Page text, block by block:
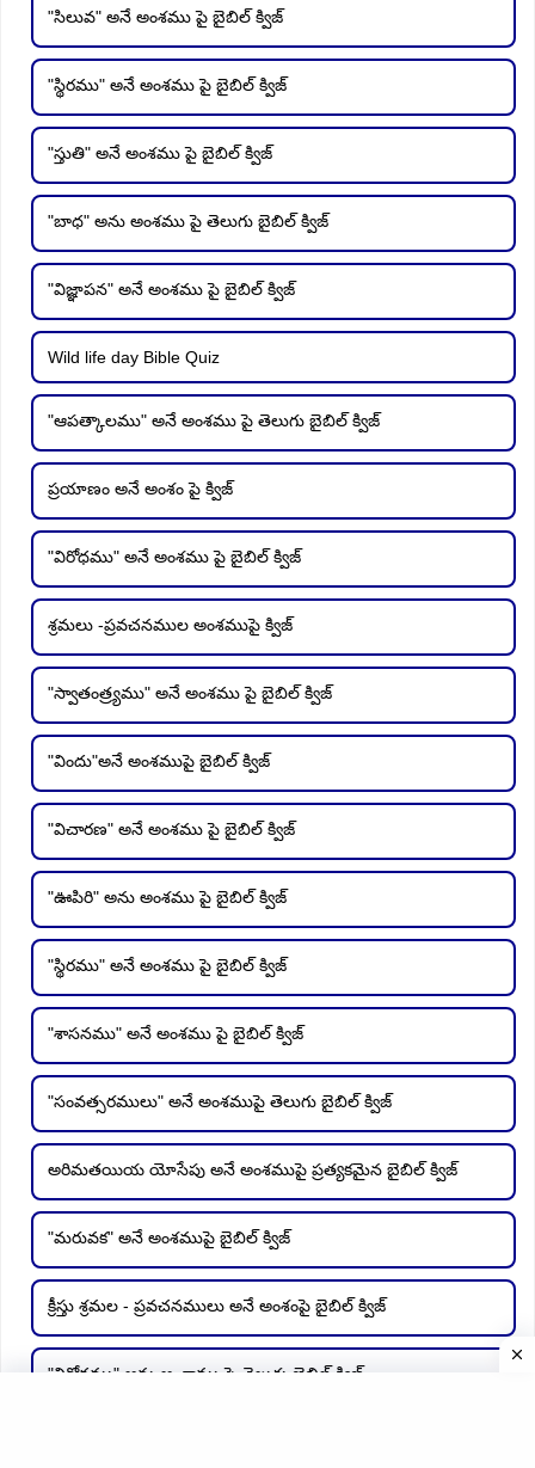
"సిలువ" అనే అంశము పై బైబిల్ క్విజ్
"స్థిరము" అనే అంశము పై బైబిల్ క్విజ్
"స్తుతి" అనే అంశము పై బైబిల్ క్విజ్
"బాధ" అను అంశము పై తెలుగు బైబిల్ క్విజ్
"విజ్ఞాపన" అనే అంశము పై బైబిల్ క్విజ్
Wild life day Bible Quiz
"ఆపత్కాలము" అనే అంశము పై తెలుగు బైబిల్ క్విజ్
ప్రయాణం అనే అంశం పై క్విజ్
"విరోధము" అనే అంశము పై బైబిల్ క్విజ్
శ్రమలు -ప్రవచనముల అంశముపై క్విజ్
"స్వాతంత్ర్యము" అనే అంశము పై బైబిల్ క్విజ్
"విందు"అనే అంశముపై బైబిల్ క్విజ్
"విచారణ" అనే అంశము పై బైబిల్ క్విజ్
"ఊపిరి" అను అంశము పై బైబిల్ క్విజ్
"స్థిరము" అనే అంశము పై బైబిల్ క్విజ్
"శాసనము" అనే అంశము పై బైబిల్ క్విజ్
"సంవత్సరములు" అనే అంశముపై తెలుగు బైబిల్ క్విజ్
అరిమతయియ యోసేపు అనే అంశముపై ప్రత్యకమైన బైబిల్ క్విజ్
"మరువక" అనే అంశముపై బైబిల్ క్విజ్
క్రీస్తు శ్రమల - ప్రవచనములు అనే అంశంపై బైబిల్ క్విజ్
"విరోధము" అను అంశాము పై తెలుగు బైబిల్ క్విజ్